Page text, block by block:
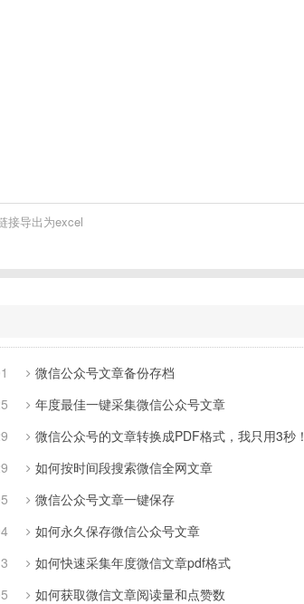
接导出为excel
微信公众号文章备份存档
年度最佳一键采集微信公众号文章
微信公众号的文章转换成PDF格式，我只用3秒！
如何按时间段搜索微信全网文章
微信公众号文章一键保存
如何永久保存微信公众号文章
如何快速采集年度微信文章pdf格式
如何获取微信文章阅读量和点赞数